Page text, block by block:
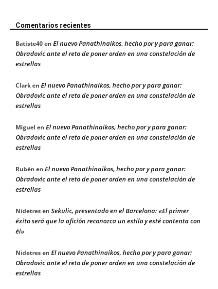
Comentarios recientes
Batiste40en El nuevo Panathinaikos, hecho por y para ganar:
Obradovic ante el reto de poner orden en una constelación de
estrellas
Clarken El nuevo Panathinaikos, hecho por y para ganar:
Obradovic ante el reto de poner orden en una constelación de
estrellas
Miguel en El nuevo Panathinaikos, hecho por y para ganar:
Obradovic ante el reto de poner orden en una constelación de
estrellas
Rubén en El nuevo Panathinaikos, hecho por y para ganar:
Obradovic ante el reto de poner orden en una constelación de
estrellas
Nidetresen Sekulic, presentado en el Barcelona: «El primer
éxito será que la afición reconozca un estilo y esté contenta con
él»
Nidetresen El nuevo Panathinaikos, hecho por y para ganar:
Obradovic ante el reto de poner orden en una constelación de
estrellas